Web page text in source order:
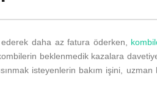
ederek daha az fatura öderken,
beklenmedik kazalara davetiye
isteyenlerin bakım işini,